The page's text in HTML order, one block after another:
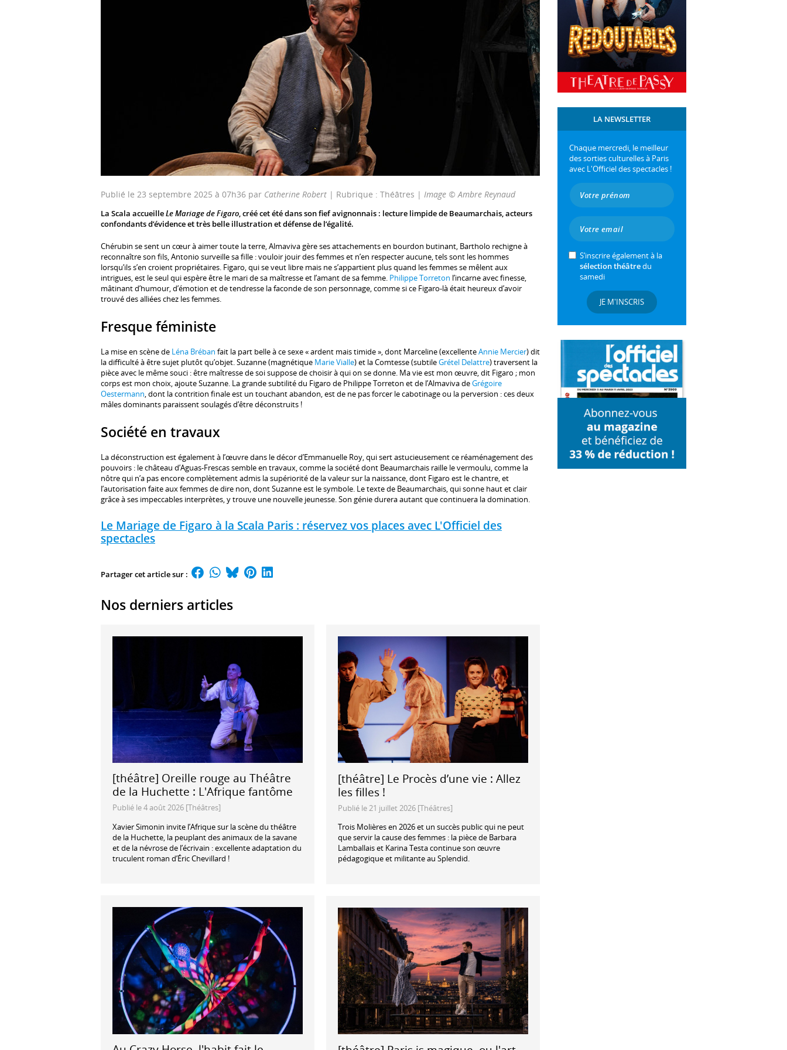
Publié le 23 septembre 2025 à 07h36 par Catherine Robert | Rubrique : Théâtres | Image © Ambre Reynaud
La Scala accueilleLe Mariage de Figaro, créé cet été dans son fief avignonnais : lecture limpide de Beaumarchais, acteurs
confondants d’évidence et très belle illustration et défense de l’égalité.
Chérubin se sent un cœur à aimer toute la terre, Almaviva gère ses attachements en bourdon butinant, Bartholo rechigne à
reconnaître son fils, Antonio surveille sa fille : vouloir jouir des femmes et n’en respecter aucune, tels sont les hommes
lorsqu’ils s’en croient propriétaires. Figaro, qui se veut libre mais ne s’appartient plus quand les femmes se mêlent aux
intrigues, est le seul qui espère être le mari de sa maîtresse et l’amant de sa femme. Philippe Torreton l’incarne avec finesse,
mâtinant d’humour, d’émotion et de tendresse la faconde de son personnage, comme si ce Figaro-là était heureux d’avoir
trouvé des alliées chez les femmes.
Fresque féministe
La mise en scène de Léna Bréban fait la part belle à ce sexe « ardent mais timide », dont Marceline (excellenteAnnie Mercier) dit
la difficulté à être sujet plutôt qu’objet. Suzanne (magnétique Marie Vialle) et la Comtesse (subtileGrétel Delattre) traversent la
pièce avec le même souci : être maîtresse de soi suppose de choisir à qui on se donne. Ma vie est mon œuvre, dit Figaro ; mon
corps est mon choix, ajoute Suzanne. La grande subtilité du Figaro de Philippe Torreton et de l’Almaviva deGrégoire
Oestermann, dont la contrition finale est un touchant abandon, est de ne pas forcer le cabotinage ou la perversion : ces deux
mâles dominants paraissent soulagés d’être déconstruits !
Société en travaux
La déconstruction est également à l’œuvre dans le décor d’Emmanuelle Roy, qui sert astucieusement ce réaménagement des
pouvoirs : le château d’Aguas-Frescas semble en travaux, comme la société dont Beaumarchais raille le vermoulu, comme la
nôtre qui n’a pas encore complètement admis la supériorité de la valeur sur la naissance, dont Figaro est le chantre, et
l’autorisation faite aux femmes de dire non, dont Suzanne est le symbole. Le texte de Beaumarchais, qui sonne haut et clair
grâce à ses impeccables interprètes, y trouve une nouvelle jeunesse. Son génie durera autant que continuera la domination.
Le Mariage de Figaro à la Scala Paris : réservez vos places avec L'Officiel des
spectacles
Partager cet article sur :
Nos derniers articles
[théâtre] Oreille rouge au Théâtre
de la Huchette : L'Afrique fantôme
Publié le 4 août 2026 [Théâtres]
Xavier Simonin invite l’Afrique sur la scène du théâtre
de la Huchette, la peuplant des animaux de la savane
et de la névrose de l’écrivain : excellente adaptation du
truculent roman d’Éric Chevillard !
[théâtre] Le Procès d’une vie : Allez
les filles !
Publié le 21 juillet 2026 [Théâtres]
Trois Molières en 2026 et un succès public qui ne peut
que servir la cause des femmes : la pièce de Barbara
Lamballais et Karina Testa continue son œuvre
pédagogique et militante au Splendid.
LA NEWSLETTER
Chaque mercredi, le meilleur
des sorties culturelles à Paris
avec L'Officiel des spectacles !
S’inscrire également à la
sélection théâtredu
samedi
JE M'INSCRIS